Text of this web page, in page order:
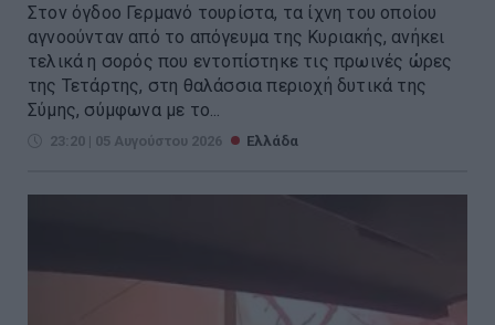
Στον όγδοο Γερμανό τουρίστα, τα ίχνη του οποίου
αγνοούνταν από το απόγευμα της Κυριακής, ανήκει
τελικά η σορός που εντοπίστηκε τις πρωινές ώρες
της Τετάρτης, στη θαλάσσια περιοχή δυτικά της
Σύμης, σύμφωνα με το...
23:20 | 05 Αυγούστου 2026 Ελλάδα